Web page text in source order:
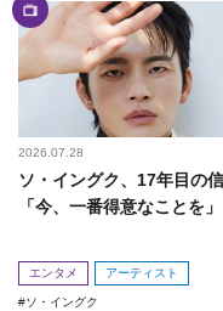
2026.07.28
ソ・イングク、17年目の
「今、一番得意なことを」
エンタメ アーティスト
ソ・イングク